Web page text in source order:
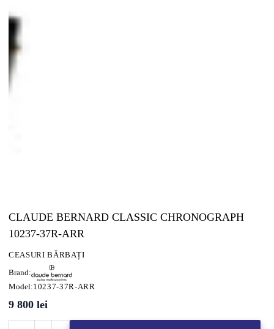
CLAUDE BERNARD CLASSIC CHRONOGRAPH
10237-37R-ARR
CEASURI BĂRBAȚI
Brand:
Model:10237-37R-ARR
9 800 lei